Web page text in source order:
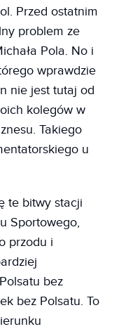
Przed ostatnim
problem ze
Pola. No i
wprawdzie
nie jest tutaj od
kolegów w
Takiego
u
te bitwy stacji
Sportowego,
przodu i
bez
bez Polsatu. To